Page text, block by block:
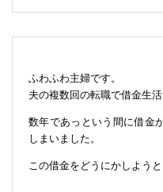
ふわふわ主婦です。
夫の複数回の転職で借金生活
数年であっという間に借金
しまいました。
この借金をどうにかしよう